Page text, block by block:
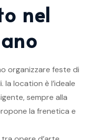
nel
organizzare feste di
la location è l’ideale
sempre alla
la frenetica e